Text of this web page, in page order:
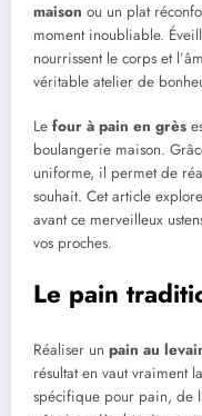
maison ou un plat
moment inoubliable.
nourrissent le corps et
véritable atelier de
Le four à pain en grès
boulangerie maison.
uniforme, il permet de
souhait. Cet article
avant ce merveilleux
vos proches.
Le pain
Réaliser un pain au
résultat en vaut vraiment
spécifique pour pain, de